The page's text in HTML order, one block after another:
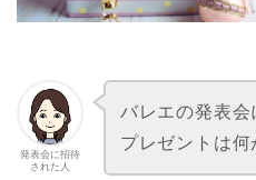
発表会に招待
された人
バレエの発表会
プレゼントは何